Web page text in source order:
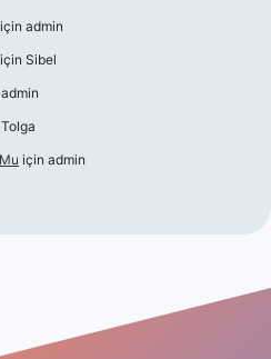
için admin
için Sibel
admin
Tolga
için admin